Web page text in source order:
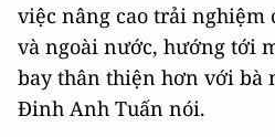
việc nâng cao trải nghiệm
và ngoài nước, hướng tới
bay thân thiện hơn với bà
Đinh Anh Tuấn nói.